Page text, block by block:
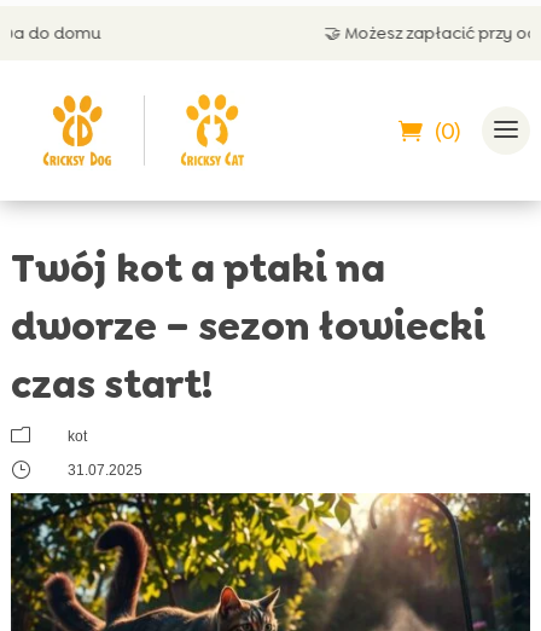
🤝 Możesz zapłacić przy odbiorze
(0)
Twój kot a ptaki na
dworze – sezon łowiecki
czas start!
m kot
} 31.07.2025